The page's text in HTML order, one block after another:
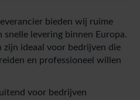
bieden wij ruime
levering binnen Europa.
ideaal voor bedrijven die
en professioneel willen
voor bedrijven